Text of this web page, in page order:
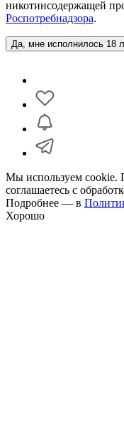
никотинсодержащей
Роспотребнадзора.
Да, мне исполнилось 18
Мы используем cookie.
соглашаетесь с
Подробнее — в
Хорошо